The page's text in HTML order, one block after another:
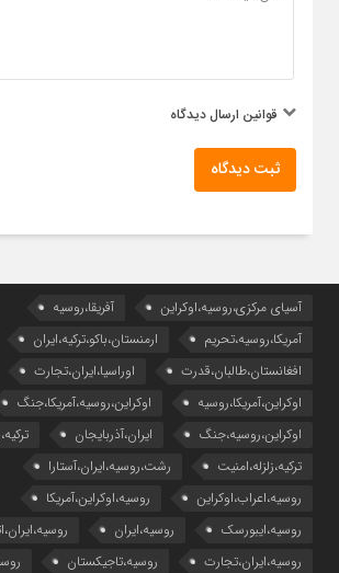
قوانین ارسال دیدگاه
ثبت دیدگاه
آسیای مرکزی،روسیه،اوکراین
آفریقا،روسیه
آمریکا،روسیه،تحریم
ارمنستان،باکو،ترکیه،ایران
افغانستان،طالبان،قدرت
اوراسیا،ایران،تجارت
اوکراین،آمریکا،روسیه
اوکراین،روسیه،آمریکا،جنگ
اوکراین،روسیه،جنگ
ایران،آذربایجان
ترکیه،زلزله،امنیت
رشت،روسیه،ایران،آستارا
روسیه،اعراب،اوکراین
روسیه،اوکراین،آمریکا
روسیه،ایبورسک
روسیه،ایران
روسیه،ایران،تجارت
روسیه،تاجیکستان